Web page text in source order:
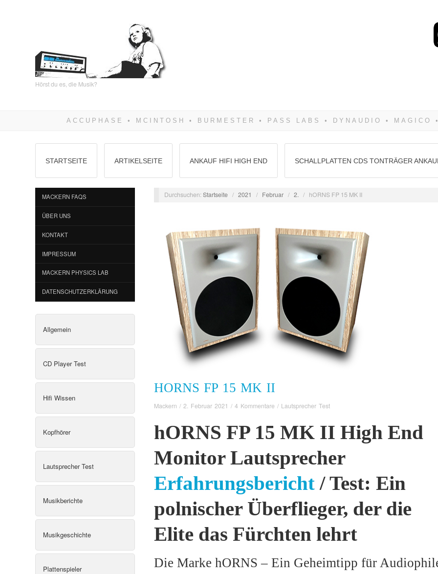
Hörst du es, die Musik?
STARTSEITE ARTIKELSEITE ANKAUF HIFI HIGH END SCHALLPLATTEN CDS TONTRÄGER
MACKERN FAQS
ÜBER UNS
KONTAKT
IMPRESSUM
MACKERN PHYSICS LAB
DATENSCHUTZERKLÄRUNG
Allgemein
CD Player Test
Hifi Wissen
Kopfhörer
Lautsprecher Test
Musikberichte
Musikgeschichte
Plattenspieler
Durchsuchen:Startseite / 2021 / Februar / 2. / hORNS FP 15 MK II
HORNS FP 15 MK II
Mackern / 2. Februar 2021 / 4 Kommentare / Lautsprecher Test
hORNS FP 15 MK II High End
Monitor Lautsprecher
Erfahrungsbericht/ Test: Ein
polnischer Überflieger, der die
Elite das Fürchten lehrt
Die Marke hORNS – Ein Geheimtipp für